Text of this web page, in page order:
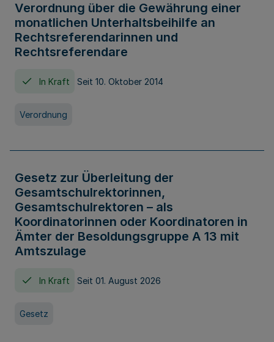
Verordnung über die Gewährung einer
monatlichen Unterhaltsbeihilfe an
Rechtsreferendarinnen und
Rechtsreferendare
In Kraft Seit 10. Oktober 2014
Verordnung
Gesetz zur Überleitung der
Gesamtschulrektorinnen,
Gesamtschulrektoren – als
Koordinatorinnen oder Koordinatoren in
Ämter der Besoldungsgruppe A 13 mit
Amtszulage
In Kraft Seit 01. August 2026
Gesetz